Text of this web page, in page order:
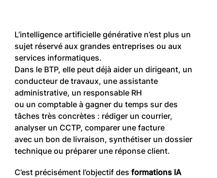
L’intelligence artificielle générative n’est plus un
sujet réservé aux grandes entreprises ou aux
services informatiques.
Dans le BTP, elle peut déjà aider un dirigeant, un
conducteur de travaux, une assistante
administrative, un responsable RH
ou un comptable à gagner du temps sur des
tâches très concrètes : rédiger un courrier,
analyser un CCTP, comparer une facture
avec un bon de livraison, synthétiser un dossier
technique ou préparer une réponse client.
C’est précisément l’objectif des formations IA